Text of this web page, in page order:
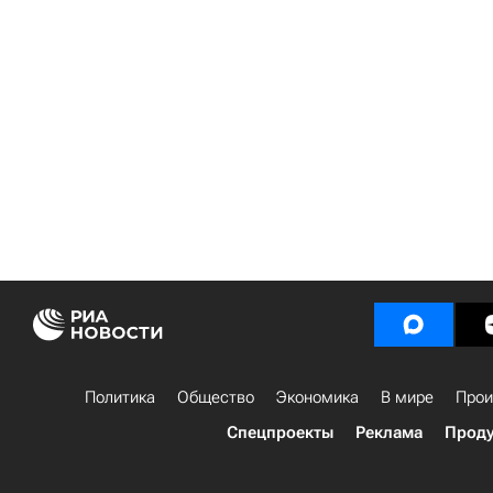
Политика Общество Экономика В мире
Спецпроекты
Реклама